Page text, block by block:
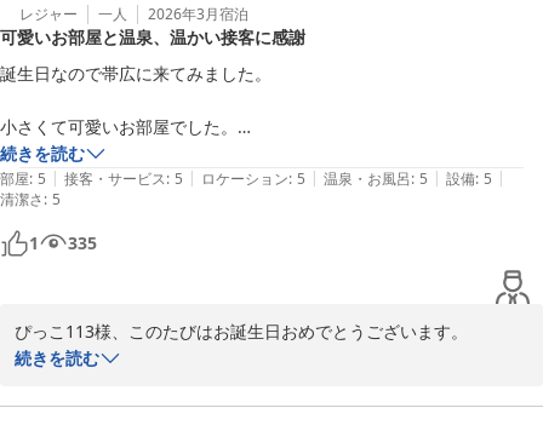
フロント　廣井
ホテルパコ帯広駅前（旧ホテルパコ帯広２）
2026-05-06
レジャー 一人 2026年3月宿泊
可愛いお部屋と温泉、温かい接客に感謝
誕生日なので帯広に来てみました。
小さくて可愛いお部屋でした。
照明が暖色で明るくて、良かったです。
お風呂はキャビンの温泉が使えます。
いいお湯でした。
続きを読む
部屋: 5 | 接客・サービス: 5 | ロケーション: 5 | 温泉・お風呂: 5 | 設備: 5 |
清潔さ: 5
1 335
ぴっこ113様、このたびはお誕生日おめでとうございます。
特別な1日にホテルパコ帯広駅前にご宿泊いただき、誠にありがと
い気分になられたとのお言葉をいただき、とても嬉しく光栄に存じ
続きを読む